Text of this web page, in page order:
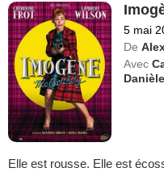
5 mai
De
Avec
Elle est rousse. Elle est